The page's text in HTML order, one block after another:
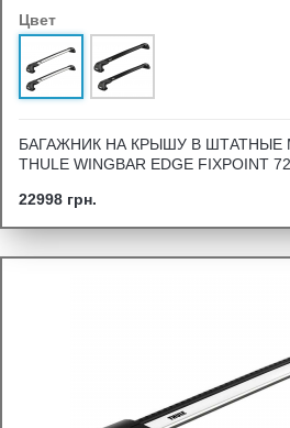
Цвет
БАГАЖНИК НА КРЫШУ В ШТАТНЫЕ
THULE WINGBAR EDGE FIXPOINT
22998 грн.